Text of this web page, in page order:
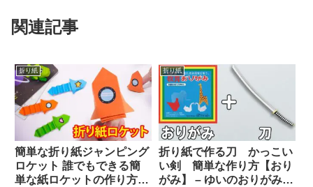
関連記事
折り紙
簡単な折り紙ジャンピング
ロケット 誰でもできる簡
単な紙ロケットの作り方 –
折り紙
折り紙で作る刀 かっこい
い剣 簡単な作り方【おり
がみ】 – ゆいのおりがみ研